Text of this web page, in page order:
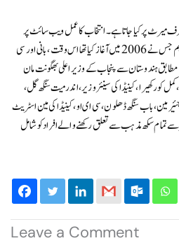
میرٹ پر کیا جاتا ہے۔ انتخاب کا عمل ویب سائٹ پر
تفصیل سے بیان کیا گیا ہے۔ سکھ گروپ تنظیم جس نے 2006 میں آغاز کیا تھا اس وقت ، بانی اور سی
ہندوستان سے پنجاب کے وزیر اعلی بھگونت مان
کور کھیرا، کینیڈا کی سینئر وزیر، اندرمیت سنگھ گل،
باب سنگھ ڈھلون، سی ای او، کینیڈا کی مین اسٹریٹ
سے تمام سکھ مذہب سے تعلق رکھنے والے افراد کو شامل
Leave a Comment